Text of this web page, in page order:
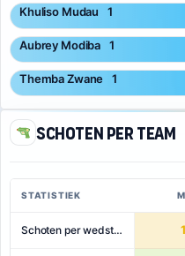
Khuliso Mudau 1
Aubrey Modiba 1
Themba Zwane 1
Schoten per team
STATISTIEK
Schoten per wedstrijd